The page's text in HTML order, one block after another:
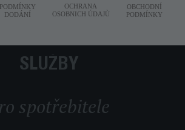
PODMÍNKY
DODÁNÍ
OCHRANA
OSOBNICH ÚDAJÙ
OBCHODNÍ
PODMÍNKY
SLUŽBY
spotřebitele